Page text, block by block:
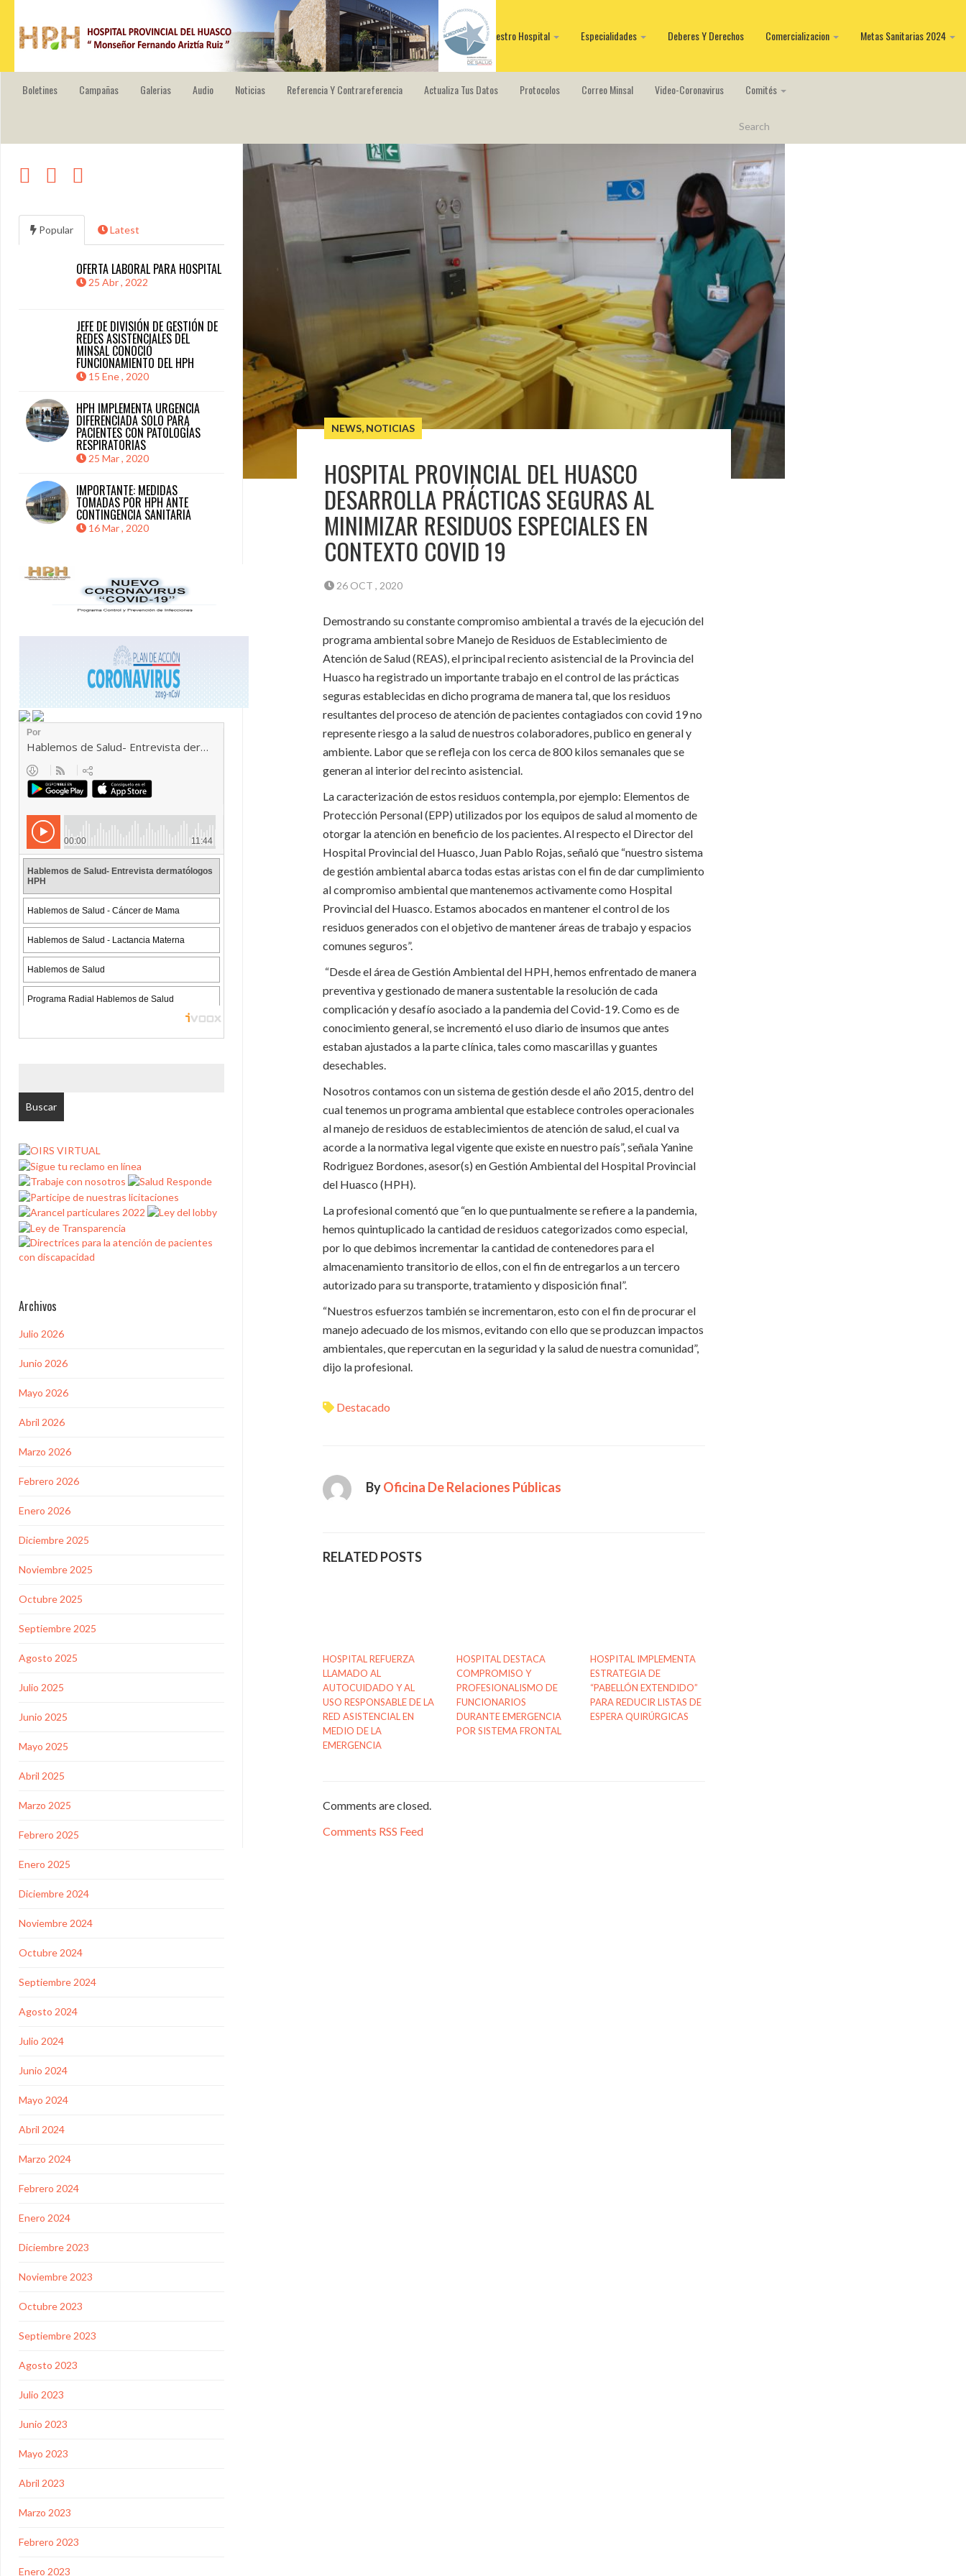
HOSPITAL PROVINCIAL DEL HUASCO Nuestro Hospital Especialidades Deberes Y Derechos Comercializacion Metas Sanitarias 2024
Boletines Campañas Galerias Audio Noticias Referencia Y Contrareferencia Actualiza Tus Datos Protocolos Correo Minsal Video-Coronavirus Comités
NEWS, NOTICIAS
HOSPITAL PROVINCIAL DEL HUASCO
DESARROLLA PRÁCTICAS SEGURAS AL
MINIMIZAR RESIDUOS ESPECIALES EN
CONTEXTO COVID 19
26 OCT , 2020
Demostrando su constante compromiso ambiental a través de la ejecución del
programa ambiental sobre Manejo de Residuos de Establecimiento de
Atención de Salud (REAS), el principal reciento asistencial de la Provincia del
Huasco ha registrado un importante trabajo en el control de las prácticas
seguras establecidas en dicho programa de manera tal, que los residuos
resultantes del proceso de atención de pacientes contagiados con covid 19 no
represente riesgo a la salud de nuestros colaboradores, publico en general y
ambiente. Labor que se refleja con los cerca de 800 kilos semanales que se
generan al interior del recinto asistencial.
La caracterización de estos residuos contempla, por ejemplo: Elementos de
Protección Personal (EPP) utilizados por los equipos de salud al momento de
otorgar la atención en beneficio de los pacientes. Al respecto el Director del
Hospital Provincial del Huasco, Juan Pablo Rojas, señaló que “nuestro sistema
de gestión ambiental abarca todas estas aristas con el fin de dar cumplimiento
al compromiso ambiental que mantenemos activamente como Hospital
Provincial del Huasco. Estamos abocados en mantener el control de los
residuos generados con el objetivo de mantener áreas de trabajo y espacios
comunes seguros”.
“Desde el área de Gestión Ambiental del HPH, hemos enfrentado de manera
preventiva y gestionado de manera sustentable la resolución de cada
complicación y desafío asociado a la pandemia del Covid-19. Como es de
conocimiento general, se incrementó el uso diario de insumos que antes
estaban ajustados a la parte clínica, tales como mascarillas y guantes
desechables.
Nosotros contamos con un sistema de gestión desde el año 2015, dentro del
cual tenemos un programa ambiental que establece controles operacionales
al manejo de residuos de establecimientos de atención de salud, el cual va
acorde a la normativa legal vigente que existe en nuestro país”, señala Yanine
Rodriguez Bordones, asesor(s) en Gestión Ambiental del Hospital Provincial
del Huasco (HPH).
La profesional comentó que “en lo que puntualmente se refiere a la pandemia,
hemos quintuplicado la cantidad de residuos categorizados como especial,
por lo que debimos incrementar la cantidad de contenedores para el
almacenamiento transitorio de ellos, con el fin de entregarlos a un tercero
autorizado para su transporte, tratamiento y disposición final”.
“Nuestros esfuerzos también se incrementaron, esto con el fin de procurar el
manejo adecuado de los mismos, evitando con ello que se produzcan impactos
ambientales, que repercutan en la seguridad y la salud de nuestra comunidad”,
dijo la profesional.
Destacado
ByOficina De Relaciones Públicas
RELATED POSTS
HOSPITAL REFUERZA
LLAMADO AL
AUTOCUIDADO Y AL
USO RESPONSABLE DE LA
RED ASISTENCIAL EN
MEDIO DE LA
EMERGENCIA
HOSPITAL DESTACA
COMPROMISO Y
PROFESIONALISMO DE
FUNCIONARIOS
DURANTE EMERGENCIA
POR SISTEMA FRONTAL
HOSPITAL IMPLEMENTA
ESTRATEGIA DE
“PABELLÓN EXTENDIDO”
PARA REDUCIR LISTAS DE
ESPERA QUIRÚRGICAS
Comments are closed.
Comments RSS Feed
Popular Latest
OFERTA LABORAL PARA HOSPITAL
25 Abr , 2022
JEFE DE DIVISIÓN DE GESTIÓN DE
REDES ASISTENCIALES DEL
MINSAL CONOCIÓ
FUNCIONAMIENTO DEL HPH
15 Ene , 2020
HPH IMPLEMENTA URGENCIA
DIFERENCIADA SOLO PARA
PACIENTES CON PATOLOGÍAS
RESPIRATORIAS
25 Mar , 2020
IMPORTANTE: MEDIDAS
TOMADAS POR HPH ANTE
CONTINGENCIA SANITARIA
16 Mar , 2020
Archivos
Julio 2026
Junio 2026
Mayo 2026
Abril 2026
Marzo 2026
Febrero 2026
Enero 2026
Diciembre 2025
Noviembre 2025
Octubre 2025
Septiembre 2025
Agosto 2025
Julio 2025
Junio 2025
Mayo 2025
Abril 2025
Marzo 2025
Febrero 2025
Enero 2025
Diciembre 2024
Noviembre 2024
Octubre 2024
Septiembre 2024
Agosto 2024
Julio 2024
Junio 2024
Mayo 2024
Abril 2024
Marzo 2024
Febrero 2024
Enero 2024
Diciembre 2023
Noviembre 2023
Octubre 2023
Septiembre 2023
Agosto 2023
Julio 2023
Junio 2023
Mayo 2023
Abril 2023
Marzo 2023
Febrero 2023
Enero 2023